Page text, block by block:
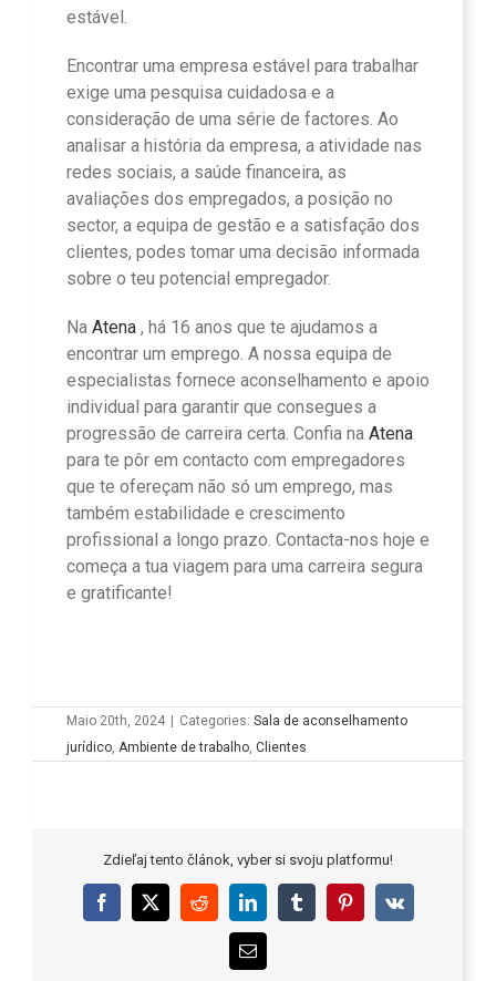
estável.
Encontrar uma empresa estável para trabalhar
exige uma pesquisa cuidadosa e a
consideração de uma série de factores. Ao
analisar a história da empresa, a atividade nas
redes sociais, a saúde financeira, as
avaliações dos empregados, a posição no
sector, a equipa de gestão e a satisfação dos
clientes, podes tomar uma decisão informada
sobre o teu potencial empregador.
Na Atena , há 16 anos que te ajudamos a
encontrar um emprego. A nossa equipa de
especialistas fornece aconselhamento e apoio
individual para garantir que consegues a
progressão de carreira certa. Confia na Atena
para te pôr em contacto com empregadores
que te ofereçam não só um emprego, mas
também estabilidade e crescimento
profissional a longo prazo. Contacta-nos hoje e
começa a tua viagem para uma carreira segura
e gratificante!
Maio 20th, 2024 Categories: Sala de aconselhamento
jurídico, Ambiente de trabalho, Clientes
Zdieľaj tento článok, vyber si svoju platformu!
Facebook
X RedditLinkedInTumblrPinterest
Vk
Email